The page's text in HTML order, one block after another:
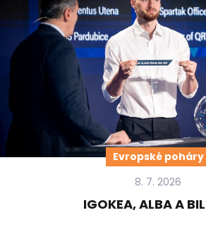
Evropské poháry
8. 7. 2026
IGOKEA, ALBA A